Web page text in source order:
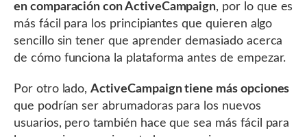
en comparación con ActiveCampaign, por lo que es
más fácil para los principiantes que quieren algo
sencillo sin tener que aprender demasiado acerca
de cómo funciona la plataforma antes de empezar.
Por otro lado,ActiveCampaign tiene más opciones
que podrían ser abrumadoras para los nuevos
usuarios, pero también hace que sea más fácil para